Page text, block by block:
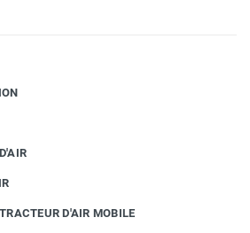
D'AIR MOBILE